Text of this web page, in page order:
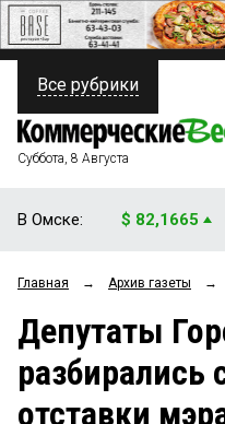
ПОЛИТИКА
ФИНАНСЫ
ОБЩЕСТВО
ЗАКОН
НОВОСТИ КОМПАНИЙ
Все рубрики
Суббота, 8 Августа
В Омске: $ 82,1665
Главная → Архив газеты →
Депутаты
разбирались
отставки